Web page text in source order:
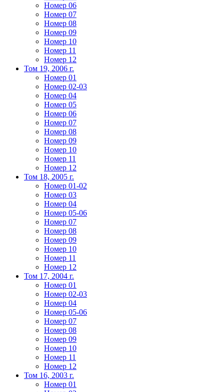
Номер 06
Номер 07
Номер 08
Номер 09
Номер 10
Номер 11
Номер 12
Том 19, 2006 г.
Номер 01
Номер 02-03
Номер 04
Номер 05
Номер 06
Номер 07
Номер 08
Номер 09
Номер 10
Номер 11
Номер 12
Том 18, 2005 г.
Номер 01-02
Номер 03
Номер 04
Номер 05-06
Номер 07
Номер 08
Номер 09
Номер 10
Номер 11
Номер 12
Том 17, 2004 г.
Номер 01
Номер 02-03
Номер 04
Номер 05-06
Номер 07
Номер 08
Номер 09
Номер 10
Номер 11
Номер 12
Том 16, 2003 г.
Номер 01